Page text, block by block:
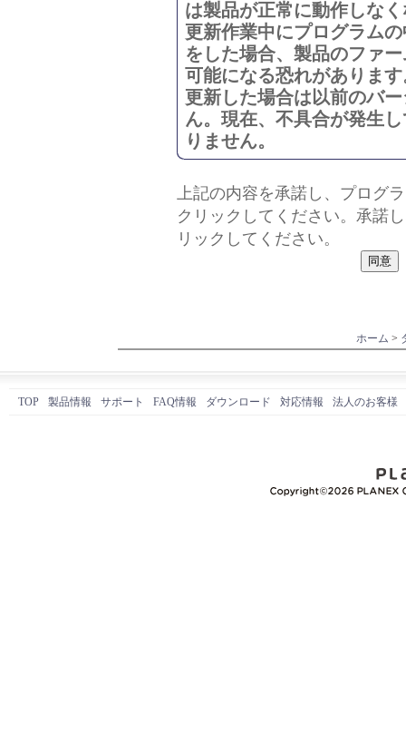
は製品が正常に動作しな
更新作業中にプログラム
をした場合、製品のファ
可能になる恐れがあります
更新した場合は以前のバ
ん。現在、不具合が発生
りません。
上記の内容を承諾し、プログ
クリックしてください。承諾
リックしてください。
ホーム >
TOP 製品情報 サポート FAQ情報 ダウンロード 対応情報 法人のお客様